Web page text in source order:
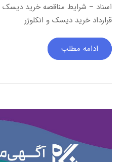
اسناد – شرایط مناقصه خرید
قرارداد خرید دیسک و انکلوژر
ادامه مطلب